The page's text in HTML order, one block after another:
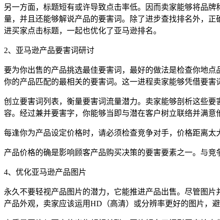
另一方面，标题短有或许导致点击率低。因而卖家能够将品
量，并且还能够解说产品的要害词。除了进步查找排名外，
进买家点击标题，一起也优化了亚马逊排名。
2、亚马逊产品要害词研讨
要为你出售的产品挑选最佳要害词，最好的做法是检查你地
你的产品匹配的最相关的要害词。这一进程卖家能够凭借要
创立要害词列表，衡量要害词流量潜力。卖家能够剖析这些
容。经过兼并要害字，你能够当即与潜在客户树立联络并满意
每逢你为产品设定价格时，请必须检查竞争对手，价格距离
产品价格的确是影响顾客产品购买决策的要害要素之一。与
4、优化亚马逊产品图片
永久不要轻视产品图片的潜力，它能推进产品出售。尽管图
产品外观，卖家应该运用HD（高清）或分辨率更好的图片，